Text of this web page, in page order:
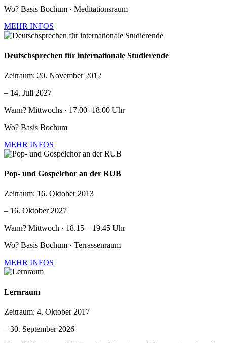
Wo? Basis Bochum · Meditationsraum
MEHR INFOS
Deutschsprechen für internationale Studierende
Zeitraum: 20. November 2012
– 14. Juli 2027
Wann? Mittwochs · 17.00 -18.00 Uhr
Wo? Basis Bochum
MEHR INFOS
Pop- und Gospelchor an der RUB
Zeitraum: 16. Oktober 2013
– 16. Oktober 2027
Wann? Mittwoch · 18.15 – 19.45 Uhr
Wo? Basis Bochum · Terrassenraum
MEHR INFOS
Lernraum
Zeitraum: 4. Oktober 2017
– 30. September 2026